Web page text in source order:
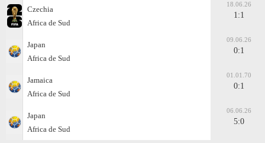
Czechia
Africa de Sud
18.06.26
1:1
Japan
Africa de Sud
09.06.26
0:1
Jamaica
Africa de Sud
01.01.70
0:1
Japan
Africa de Sud
06.06.26
5:0